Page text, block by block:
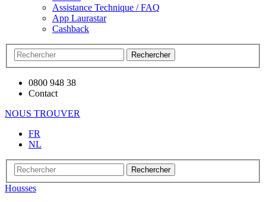
Assistance Technique / FAQ
App Laurastar
Cashback
Rechercher
0800 948 38
Contact
NOUS TROUVER
FR
NL
Rechercher
Housses